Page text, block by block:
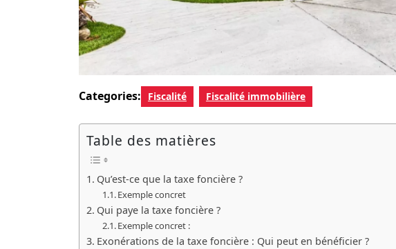
Categories: Fiscalité Fiscalité immobilière
Table des matières
Qu’est-ce que la taxe foncière ?
Exemple concret
Qui paye la taxe foncière ?
Exemple concret :
Exonérations de la taxe foncière : Qui peut en bénéficier ?